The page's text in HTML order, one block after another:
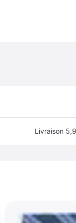
Livraison